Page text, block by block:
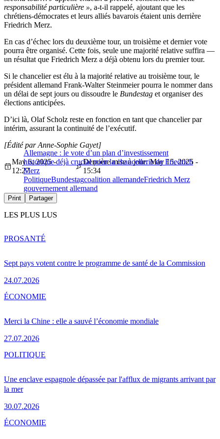
responsabilité particulière », a-t-il rappelé, ajoutant que les
chrétiens-démocrates et leurs alliés bavarois étaient unis derrière
Friedrich Merz.
En cas d’échec lors du deuxième tour, un troisième et dernier vote
pourra être organisé. Cette fois, seule une majorité relative suffira —
un résultat que Friedrich Merz a déjà obtenu lors du premier tour.
Si le chancelier est élu à la majorité relative au troisième tour, le
président allemand Frank-Walter Steinmeier pourra le nommer dans
un délai de sept jours ou dissoudre le Bundestag et organiser des
élections anticipées.
D’ici là, Olaf Scholz reste en fonction en tant que chancelier par
intérim, assurant la continuité de l’exécutif.
Allemagne : le vote d’un plan d’investissement
historique déjà crucial pour la chancellerie de Friedrich
Merz
[Édité par Anne-Sophie Gayet]
May 6, 2025 -
12:27
Dernière mise à jour: May 15, 2025 -
15:34
PolitiqueBundestagcoalition allemandeFriedrich Merz
gouvernement allemand
Print Partager
LES PLUS LUS
Sept pays votent contre le programme de santé de la Commission
24.07.2026
PROSANTÉ
Merci la Chine : elle a sauvé l’économie mondiale
27.07.2026
ÉCONOMIE
Une enclave espagnole dépassée par l'afflux de migrants arrivant par
la mer
30.07.2026
POLITIQUE
ÉCONOMIE